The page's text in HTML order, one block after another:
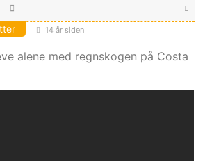
14 år siden
alene med regnskogen på Costa